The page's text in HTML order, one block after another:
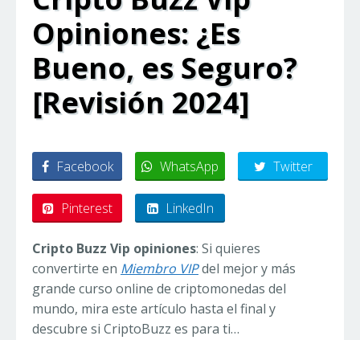
Opiniones: ¿Es
Bueno, es Seguro?
[Revisión 2024]
Facebook WhatsApp Twitter
Pinterest LinkedIn
Cripto Buzz Vip opiniones: Si quieres
convertirte en Miembro VIPdel mejor y más
grande curso online de criptomonedas del
mundo, mira este artículo hasta el final y
descubre si CriptoBuzz es para ti…